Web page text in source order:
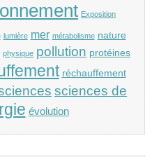
Exposition
lumière mer métabolisme nature
physique pollution protéines
réchauffement
sciences de
évolution